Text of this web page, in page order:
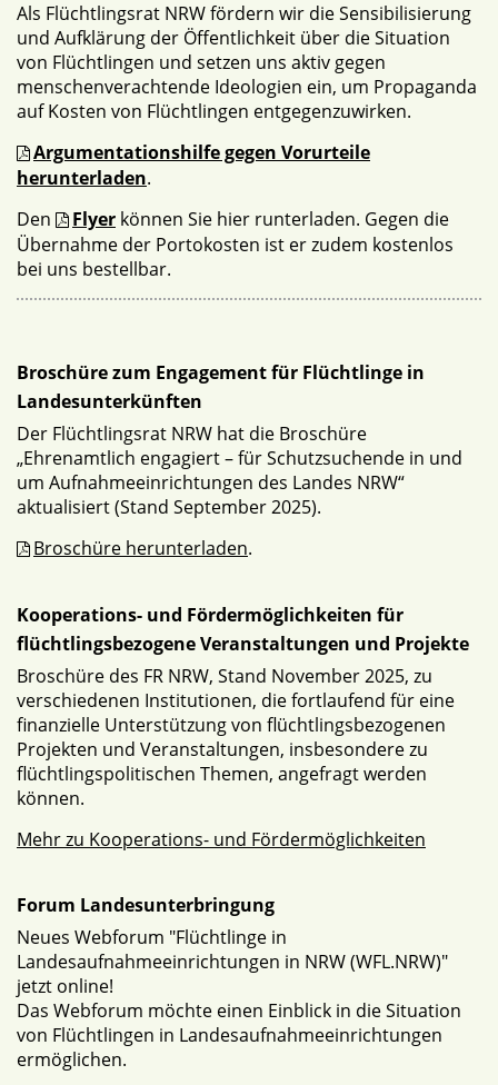
Als Flüchtlingsrat NRW fördern wir die Sensibilisierung
und Aufklärung der Öffentlichkeit über die Situation
von Flüchtlingen und setzen uns aktiv gegen
menschenverachtende Ideologien ein, um Propaganda
auf Kosten von Flüchtlingen entgegenzuwirken.
Argumentationshilfe gegen Vorurteile
herunterladen.
Den
Flyer können Sie hier runterladen. Gegen die
Übernahme der Portokosten ist er zudem kostenlos
bei uns bestellbar.
Broschüre zum Engagement für Flüchtlinge in
Landesunterkünften
Der Flüchtlingsrat NRW hat die Broschüre
„Ehrenamtlich engagiert – für Schutzsuchende in und
um Aufnahmeeinrichtungen des Landes NRW“
aktualisiert (Stand September 2025).
Broschüre herunterladen.
Kooperations- und Fördermöglichkeiten für
flüchtlingsbezogene Veranstaltungen und Projekte
Broschüre des FR NRW, Stand November 2025, zu
verschiedenen Institutionen, die fortlaufend für eine
finanzielle Unterstützung von flüchtlingsbezogenen
Projekten und Veranstaltungen, insbesondere zu
flüchtlingspolitischen Themen, angefragt werden
können.
Mehr zu Kooperations- und Fördermöglichkeiten
Forum Landesunterbringung
Neues Webforum "Flüchtlinge in
Landesaufnahmeeinrichtungen in NRW (WFL.NRW)"
jetzt online!
Das Webforum möchte einen Einblick in die Situation
von Flüchtlingen in Landesaufnahmeeinrichtungen
ermöglichen.